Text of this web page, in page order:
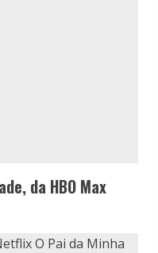
da HBO Max